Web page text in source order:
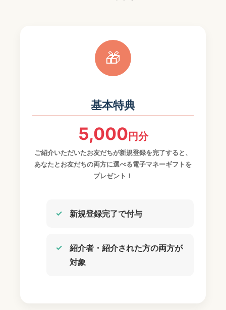
🎁
基本特典
5,000 円分
ご紹介いただいたお友だちが新規登録を完了すると、
あなたとお友だちの両方に選べる電子マネーギフトを
プレゼント！
新規登録完了で付与
紹介者・紹介された方の両方が
対象